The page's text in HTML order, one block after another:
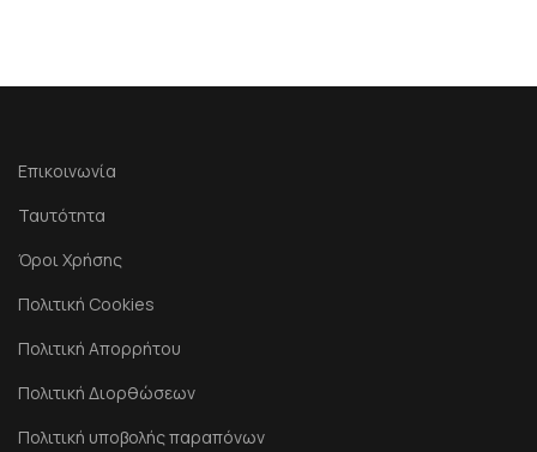
Επικοινωνία
Ταυτότητα
Όροι Χρήσης
Πολιτική Cookies
Πολιτική Απορρήτου
Πολιτική Διορθώσεων
Πολιτική υποβολής παραπόνων